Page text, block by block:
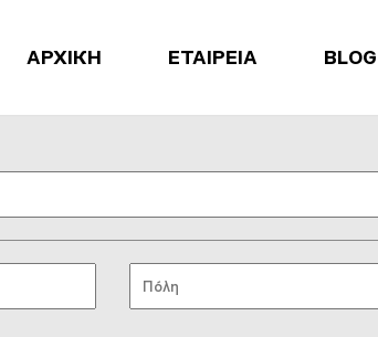
ΑΡΧΙΚΗ ΕΤΑΙΡΕΙΑ BLOG